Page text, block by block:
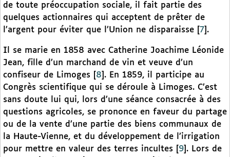
de toute préoccupation sociale, il fait partie des
quelques actionnaires qui acceptent de prêter de
l’argent pour éviter que l’Union ne disparaisse
7 .
Il se marie en 1858 avec Catherine Joachime Léonide
Jean, fille d’un marchand de vin et veuve d’un
confiseur de Limoges
8 . En 1859, il participe au
Congrès scientifique qui se déroule à Limoges. C’est
sans doute lui qui, lors d’une séance consacrée à des
questions agricoles, se prononce en faveur du partage
ou de la vente d’une partie des biens communaux de
la Haute-Vienne, et du développement de l’irrigation
pour mettre en valeur des terres incultes
9 . Lors de